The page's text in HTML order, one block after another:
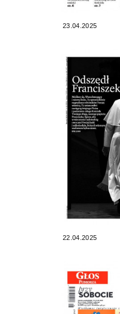
23.04.2025
22.04.2025